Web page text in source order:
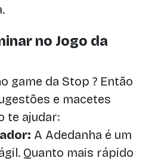
no Jogo da
game da Stop ? Então
e macetes
te ajudar:
A Adedanha é um
Quanto mais rápido